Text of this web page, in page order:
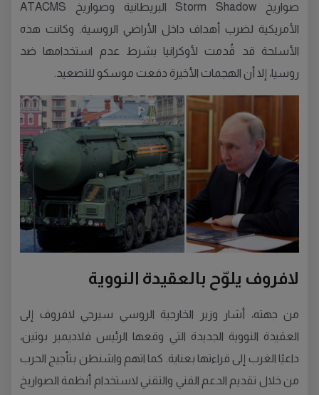
صواريخ Storm Shadow البريطانية وصواريخ ATACMS
الأمريكية لضرب أهداف داخل الأراضي الروسية. وكانت هذه
الأسلحة قد قُدمت لأوكرانيا بشرط عدم استخدامها ضد
روسيا، إلا أن الهجمات الأخيرة دفعت موسكو للتصعيد.
لافروف يلوّح بالعقيدة النووية
من جهته، أشار وزير الخارجية الروسي سيرجي لافروف إلى
العقيدة النووية الجديدة التي وقعها الرئيس فلاديمير بوتين،
داعيًا الغرب إلى قراءتها بعناية. كما اتهم واشنطن بتأجيج الحرب
من خلال تقديم الدعم الفني والتقني لاستخدام أنظمة الصواريخ